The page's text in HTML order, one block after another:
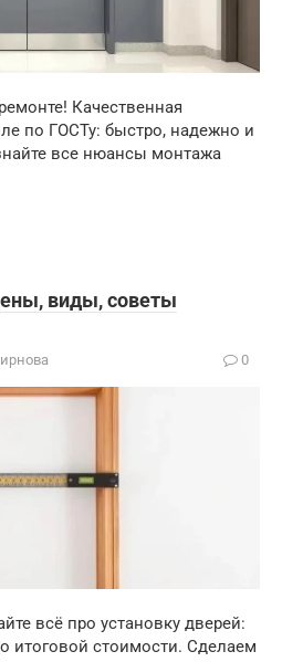
Качественная
по ГОСТу: быстро, надежно и
все нюансы монтажа
виды, советы
0
всё про установку дверей:
итоговой стоимости. Сделаем